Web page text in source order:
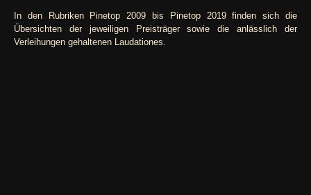
In den Rubriken Pinetop 2009 bis Pinetop 2019 finden sich die
Übersichten der jeweiligen Preisträger sowie die anlässlich der
Verleihungen gehaltenen Laudationes.